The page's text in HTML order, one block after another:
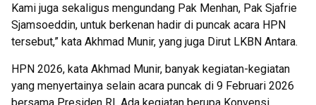
Kami juga sekaligus mengundang Pak Menhan, Pak Sjafrie
Sjamsoeddin, untuk berkenan hadir di puncak acara HPN
tersebut,” kata Akhmad Munir, yang juga Dirut LKBN Antara.
HPN 2026, kata Akhmad Munir, banyak kegiatan-kegiatan
yang menyertainya selain acara puncak di 9 Februari 2026
bersama Presiden RI. Ada kegiatan berupa Konvensi